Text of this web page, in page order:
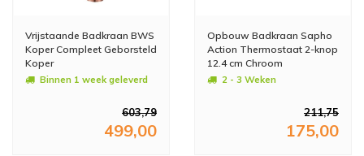
Vrijstaande Badkraan BWS
Koper Compleet Geborsteld
Koper
Binnen 1 week geleverd
603,79
499,00
Opbouw Badkraan Sapho
Action Thermostaat 2-knop
12.4 cm Chroom
2 - 3 Weken
211,75
175,00